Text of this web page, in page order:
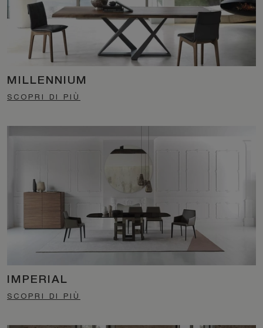
MILLENNIUM
SCOPRI DI PIÙ
IMPERIAL
SCOPRI DI PIÙ